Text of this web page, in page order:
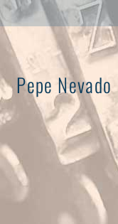
Saltar
al
contenido
Pepe Nevado